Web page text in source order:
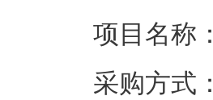
项目名称
采购方式